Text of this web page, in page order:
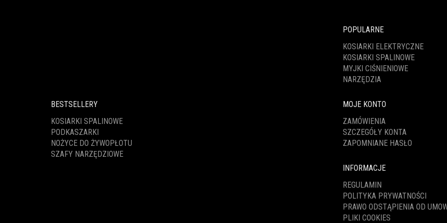
POPULARNE
KOSIARKI ELEKTRYCZNE
KOSIARKI SPALINOWE
MYJKI CIŚNIENIOWE
NARZĘDZIA
BESTSELLERY
KOSIARKI SPALINOWE
PODKASZARKI
NOŻYCE DO ŻYWOPŁOTU
SZAFY NARZĘDZIOWE
MOJE KONTO
ZAMÓWIENIA
SZCZEGÓŁY KONTA
ZAPOMNIANE HASŁO
INFORMACJE
REGULAMIN
POLITYKA PRYWATNOŚCI
PRAWO ODSTĄPIENIA OD
PLIKI COOKIES